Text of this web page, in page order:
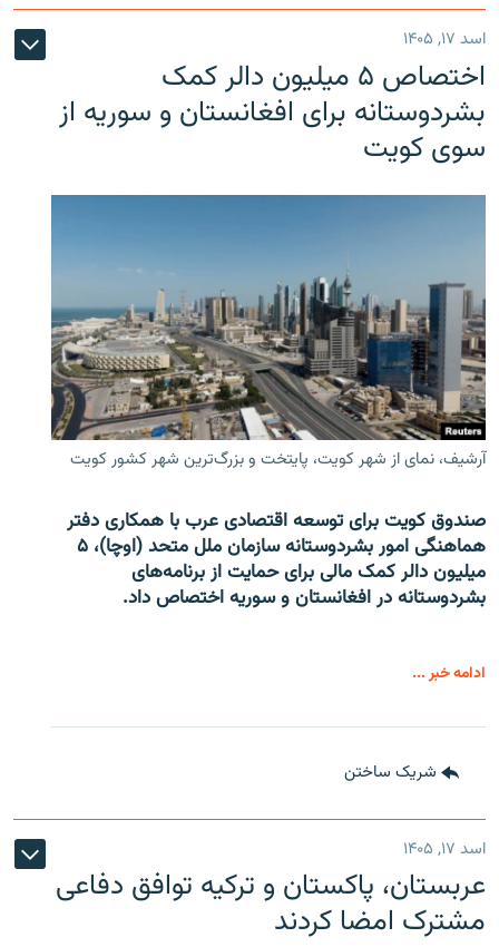
اسد ۱۷, ۱۴۰۵
اختصاص ۵ میلیون دالر کمک
بشردوستانه برای افغانستان و سوریه از
سوی کویت
آرشیف، نمای از شهر کویت، پایتخت و بزرگ‌ترین شهر کشور کویت
صندوق کویت برای توسعه اقتصادی عرب با همکاری دفتر
هماهنگی امور بشردوستانه سازمان ملل متحد (اوچا)، ۵
میلیون دالر کمک مالی برای حمایت از برنامه‌های
بشردوستانه در افغانستان و سوریه اختصاص داد.
ادامه خبر ...
شریک ساختن
اسد ۱۷, ۱۴۰۵
عربستان، پاکستان و ترکیه توافق دفاعی
مشترک امضا کردند